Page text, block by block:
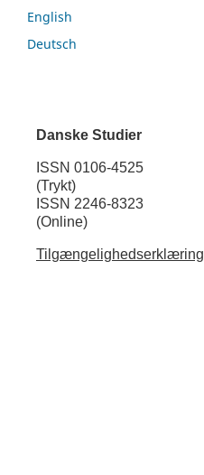
English
Deutsch
Danske Studier
ISSN 0106-4525
(Trykt)
ISSN 2246-8323
(Online)
Tilgængelighedserklæring